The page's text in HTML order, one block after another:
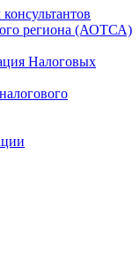
региона (АОТСА)
Налоговых